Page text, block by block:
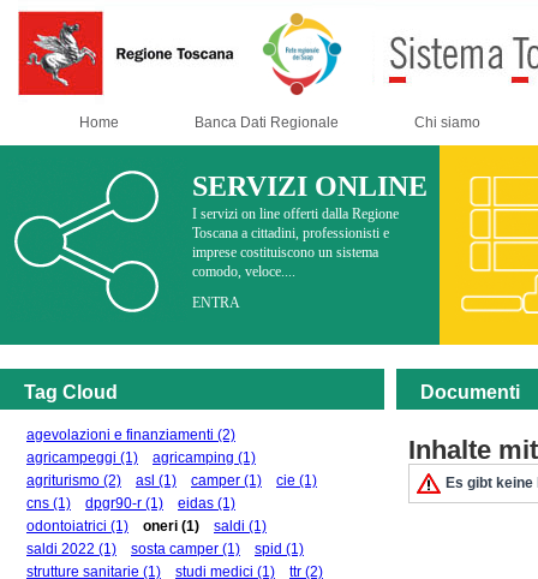
Home Banca Dati Regionale Chi siamo
SERVIZI ONLINE
I servizi on line offerti dalla Regione
Toscana a cittadini, professionisti e
imprese costituiscono un sistema
comodo, veloce....
ENTRA
Tag Cloud
agevolazioni e finanziamenti (2)
agricampeggi (1) agricamping (1)
agriturismo (2) asl (1) camper (1) cie (1)
cns (1) dpgr90-r (1) eidas (1)
odontoiatrici (1) oneri (1) saldi (1)
saldi 2022 (1) sosta camper (1) spid (1)
strutture sanitarie (1) studi medici (1) ttr (2)
Documenti
Inhalte
Es gibt